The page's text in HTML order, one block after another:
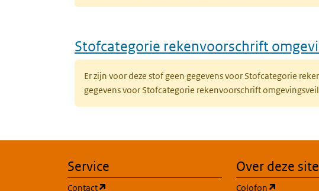
Stofcategorie rekenvoorschrift
Er zijn voor deze stof geen gegevens voor Stofcategorie
gegevens voor Stofcategorie rekenvoorschrift
Service
Contact
Over deze site
Colofon